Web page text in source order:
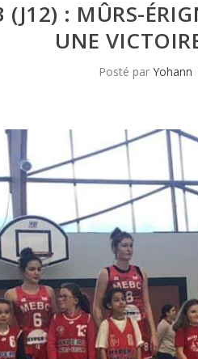
(J12) : MÛRS-
UNE
Posté par Yohann